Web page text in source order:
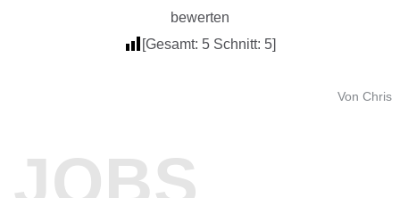
bewerten
[Gesamt: 5 Schnitt: 5]
Von Chris
JOBS